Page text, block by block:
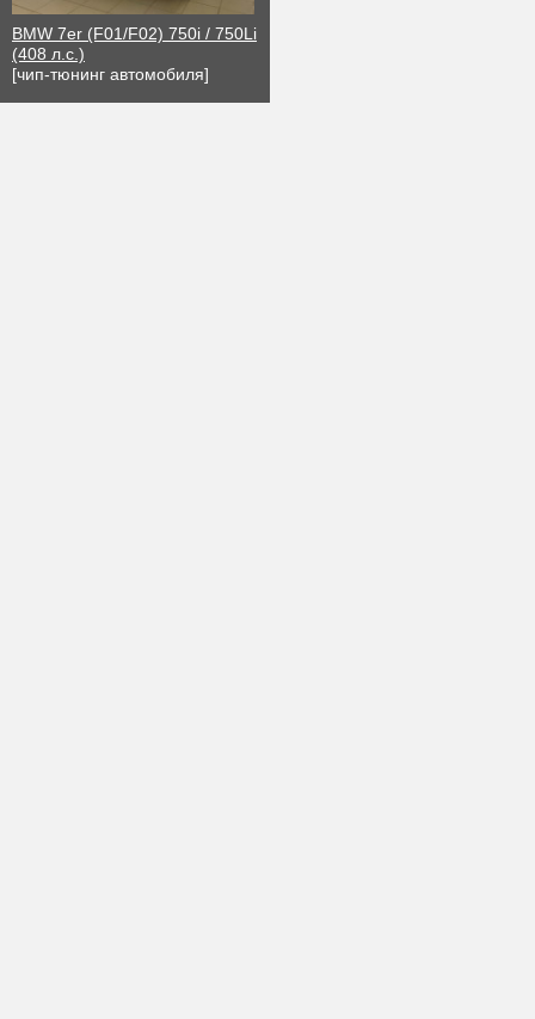
BMW 7er (F01/F02) 750i / 750Li
(408 л.с.)
[чип-тюнинг автомобиля]